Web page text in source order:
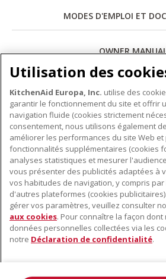
MODES D'EMPLOI ET
OWNER
Télécharger
À PROPOS DE KITCHENAID
À propos de KitchenAid
Histoire de la marque
Communiqués de presse
ODR
NOS PRODUITS
Petits électroménagers
Matériel de cuisine
Accessoires
SERVICE CLIENT
Trouver un magasin
Utilisation des
KitchenAid Europa, Inc. utilise des
garantir le fonctionnement du site et offrir
navigation fluide (cookies strictement
consentement, nous utilisons également
améliorer les performances du site Web
fonctionnalités supplémentaires (cookies
analyses statistiques et mesurer
vous présenter des publicités adaptées à
vos habitudes de navigation, y compris
d'autres plateformes (cookies
gérer vos paramètres, veuillez consulter
aux cookies. Pour connaître la façon
données personnelles collectées via les
notre Déclaration de confidentialité.